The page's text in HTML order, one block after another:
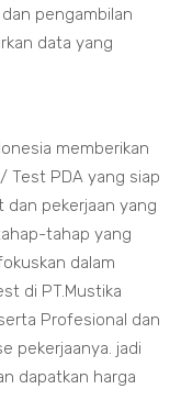
pengambilan
data yang
memberikan
Test PDA yang siap
dan pekerjaan yang
tahap yang
dalam
di PT.Mustika
Profesional dan
pekerjaanya. jadi
dapatkan harga